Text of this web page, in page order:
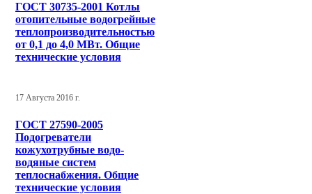
ГОСТ 30735-2001 Котлы
отопительные водогрейные
теплопроизводительностью
от 0,1 до 4,0 МВт. Общие
технические условия
17 Августа 2016 г.
ГОСТ 27590-2005
Подогреватели
кожухотрубные водо-
водяные систем
теплоснабжения. Общие
технические условия